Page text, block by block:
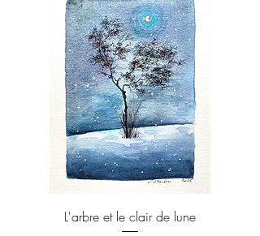
L'arbre et le clair de lune